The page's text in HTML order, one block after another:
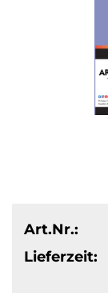
Art.Nr.:
Lieferzeit: